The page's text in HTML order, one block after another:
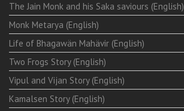
The Jain Monk and his Saka saviours (English)
Monk Metarya (English)
Life of Bhagawän Mahävir (English)
Two Frogs Story (English)
Vipul and Vijan Story (English)
Kamalsen Story (English)